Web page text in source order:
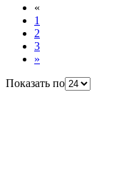
«
1
2
3
»
Показать по